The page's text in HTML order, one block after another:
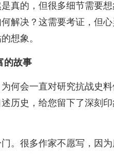
真的，但很多细节需要
解决？这需要考证，但心
想象。
的故事
何会一直对研究抗战史
历史，给您留下了深刻
。很多作家不愿写，因